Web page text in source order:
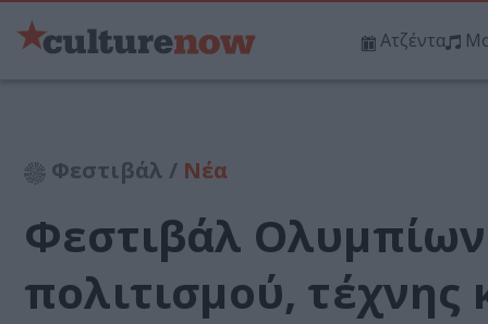
Ατζέντα
Φεστιβάλ / Νέα
Φεστιβάλ
πολιτισμού,